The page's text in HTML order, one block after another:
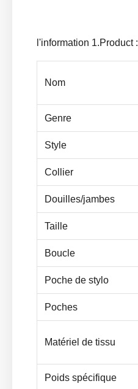
l'information 1.Product :
Nom
Genre
Style
Collier
Douilles/jambes
Taille
Boucle
Poche de stylo
Poches
Matériel de tissu
Poids spécifique